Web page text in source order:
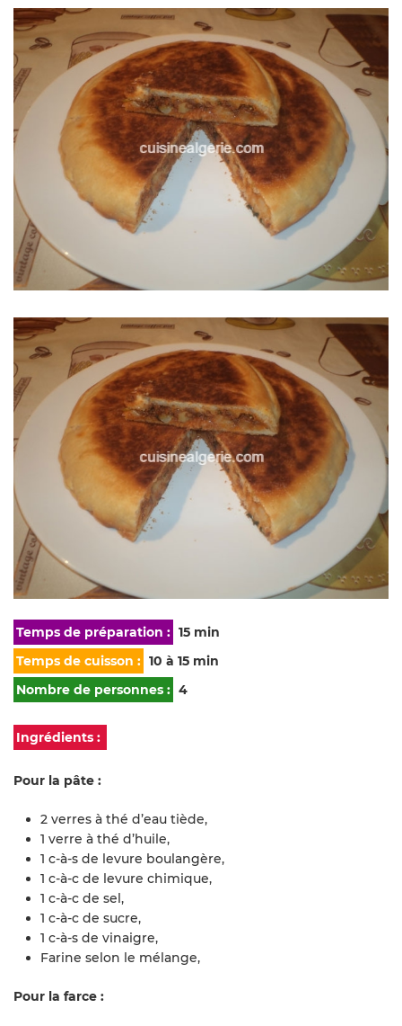
Temps de préparation : 15 min
Temps de cuisson : 10 à 15 min
Nombre de personnes : 4
Ingrédients :
Pour la pâte :
2 verres à thé d’eau tiède,
1 verre à thé d’huile,
1 c-à-s de levure boulangère,
1 c-à-c de levure chimique,
1 c-à-c de sel,
1 c-à-c de sucre,
1 c-à-s de vinaigre,
Farine selon le mélange,
Pour la farce :